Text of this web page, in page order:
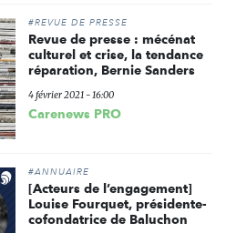
#REVUE DE PRESSE
Revue de presse : mécénat
culturel et crise, la tendance
réparation, Bernie Sanders
4 février 2021 - 16:00
Carenews PRO
#ANNUAIRE
[Acteurs de l’engagement]
Louise Fourquet, présidente-
cofondatrice de Baluchon